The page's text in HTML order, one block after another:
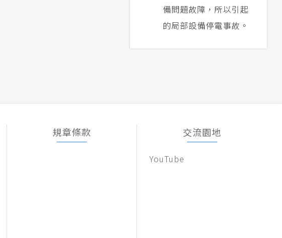
備問題故障，所以引起
的局部設備停電事故。
規章條款 交流園地
YouTube